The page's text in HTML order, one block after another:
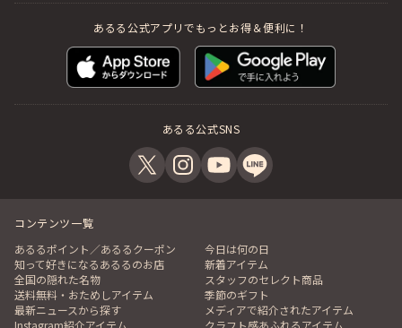
あるる公式アプリでもっとお得＆便利に！
あるる公式SNS
コンテンツ一覧
あるるポイント／あるるクーポン
今日は何の日
知って好きになるあるるのお店
新着アイテム
全国の隠れた名物
スタッフのセレクト商品
送料無料・おためしアイテム
季節のギフト
最新ニュースから探す
メディアで紹介されたアイテム